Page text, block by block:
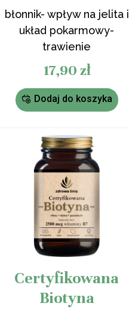
błonnik- wpływ na jelita i
układ pokarmowy-
trawienie
17,90 zł
Dodaj do koszyka
Certyfikowana
Biotyna